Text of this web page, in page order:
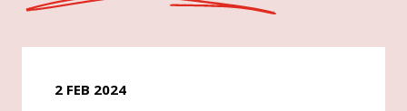
2 FEB 2024